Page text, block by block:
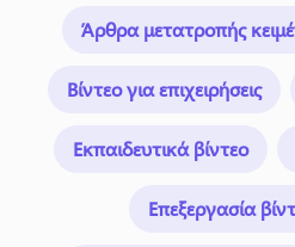
Άρθρα μετατροπής
Βίντεο για επιχειρήσεις
Εκπαιδευτικά βίντεο
Επεξεργασία